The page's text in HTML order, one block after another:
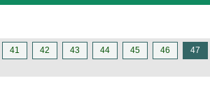
41 42 43 44 45 46 47